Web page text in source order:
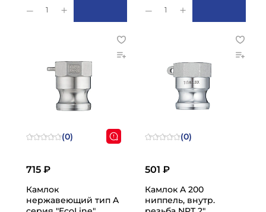
1 1
(0)
715 ₽
Камлок
нержавеющий тип A
(0)
501 ₽
Камлок A 200
ниппель, внутр.